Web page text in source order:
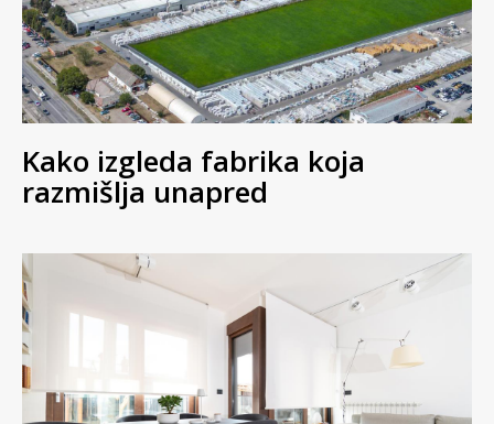
Kako izgleda fabrika koja
razmišlja unapred